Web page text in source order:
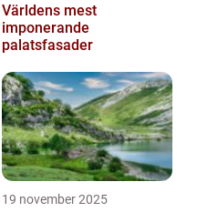
Världens mest
imponerande
palatsfasader
19 november 2025